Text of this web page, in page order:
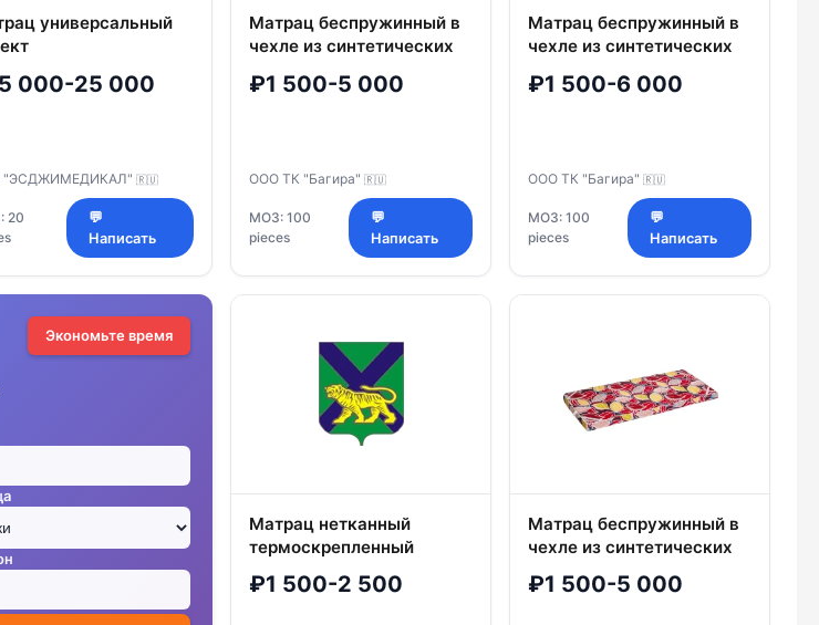
универсальный
000-25 000
"ЭСДЖИМЕДИКАЛ" 🇷🇺
20
💬
Написать
Матрац беспружинный в
чехле из синтетических
струтопласт (ПЭ)
₽1 500-5 000
ООО ТК "Багира" 🇷🇺
МОЗ: 100
pieces
💬
Написать
Матрац беспружинный в
чехле из синтетических
наполнителем Би-кокос
₽1 500-6 000
ООО ТК "Багира" 🇷🇺
МОЗ: 100
pieces
💬
Написать
Экономьте время
Матрац нетканный
термоскрепленный
₽1 500-2 500
Матрац беспружинный в
чехле из синтетических
наполнителем торговой
₽1 500-5 000